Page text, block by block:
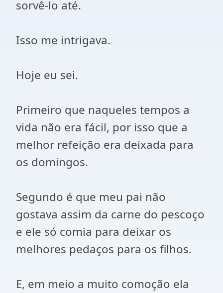
sorvê-lo até.
Isso me intrigava.
Hoje eu sei.
Primeiro que naqueles tempos a
vida não era fácil, por isso que a
melhor refeição era deixada para
os domingos.
Segundo é que meu pai não
gostava assim da carne do pescoço
e ele só comia para deixar os
melhores pedaços para os filhos.
E, em meio a muito comoção ela